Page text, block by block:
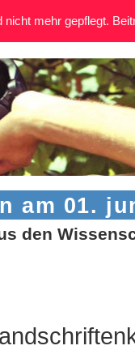
am 01.
den
nicht mehr gepflegt.